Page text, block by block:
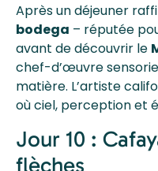
Après un déjeuner
bodega – réputée
avant de découvrir le
chef-d’œuvre
matière. L’artiste
où ciel, perception et
Jour 10 :
flèches